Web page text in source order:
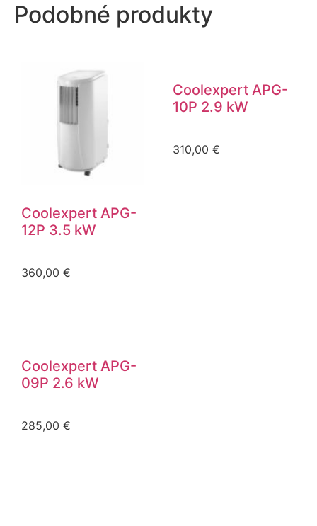
Podobné produkty
Coolexpert APG-
12P 3.5 kW
360,00 €
Coolexpert APG-
10P 2.9 kW
310,00 €
Coolexpert APG-
09P 2.6 kW
285,00 €